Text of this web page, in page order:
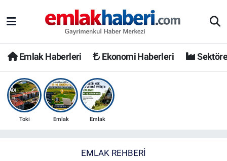
Emlak Haberleri Ekonomi Haberleri
Toki Emlak Emlak
EMLAK REHBERI